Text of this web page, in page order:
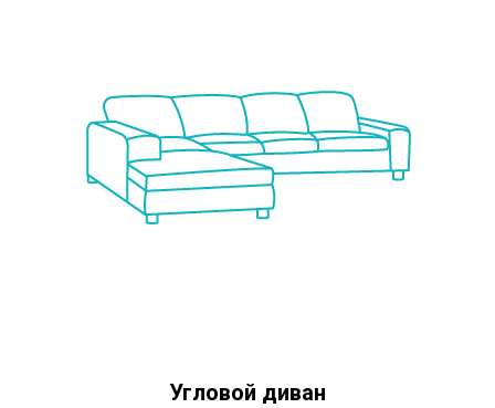
Угловой диван